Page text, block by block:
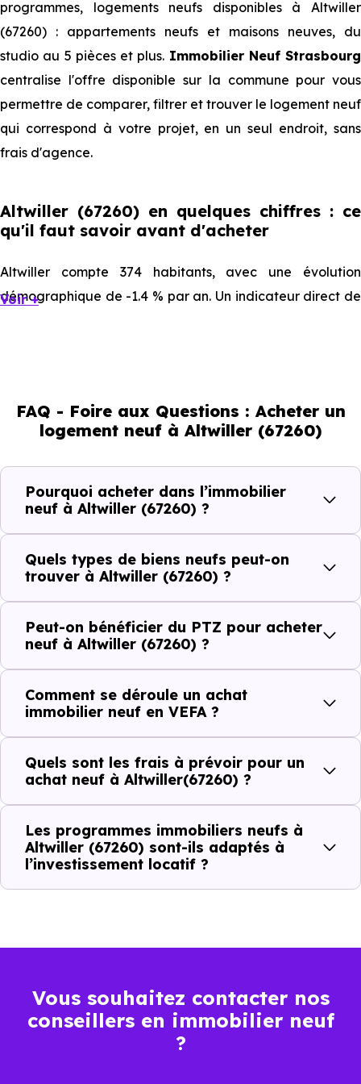
programmes, logements neufs disponibles à Altwiller
(67260) : appartements neufs et maisons neuves, du
studio au 5 pièces et plus. Immobilier Neuf Strasbourg
centralise l'offre disponible sur la commune pour vous
permettre de comparer, filtrer et trouver le logement neuf
qui correspond à votre projet, en un seul endroit, sans
frais d'agence.
Altwiller (67260) en quelques chiffres : ce
qu'il faut savoir avant d'acheter
Altwiller compte 374 habitants, avec une évolution
démographique de -1.4 % par an. Un indicateur direct de
qui renseigne directement sur la demande locative locale
et les typologies de biens les plus recherchées.
commerces, 0 professions médicales et 0 établissements
scolaires. Des équipements du quotidien qui constituent
autant d'arguments concrets pour habiter ou investir
dans la commune.
Combien coûte un logement à Altwiller
(67260) ?
C'est souvent la première question. Voici les repères de
prix à connaître pour un achat immobilier à Altwiller
(67260) :
minimum
moyen
maximum
1 433 €
Ces prix varient selon la localisation dans la commune, la
Voir +
FAQ - Foire aux Questions : Acheter un
logement neuf à Altwiller (67260)
Pourquoi acheter dans l’immobilier
neuf à Altwiller (67260) ?
Quels types de biens neufs peut-on
trouver à Altwiller (67260) ?
Peut-on bénéficier du PTZ pour acheter
neuf à Altwiller (67260) ?
Comment se déroule un achat
immobilier neuf en VEFA ?
Quels sont les frais à prévoir pour un
achat neuf à Altwiller(67260) ?
Les programmes immobiliers neufs à
Altwiller (67260) sont-ils adaptés à
l’investissement locatif ?
Vous souhaitez contacter nos
conseillers en immobilier neuf
?